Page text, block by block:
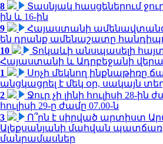
8
Տասնյակ հասցեներում ջուր
ին և 16-ին
9
Հայաստանի
են դրանք ամենաշատը
10
Տոկաևի անսպասելի
Հայաստանի և Ադրբեջանի
1
Սոչի մեկնող ինքնաթիռը
անցկացրել է մեկ օր, սակայն տեղ
2
Ջուր չի լինի հուլիսի 28-ին
հուլիսի 29-ը ժամը 07.00-ն
3
Ո՞րն է սիրված արտիստ
Ալեքսանյանի մահվան
մանրամասներ